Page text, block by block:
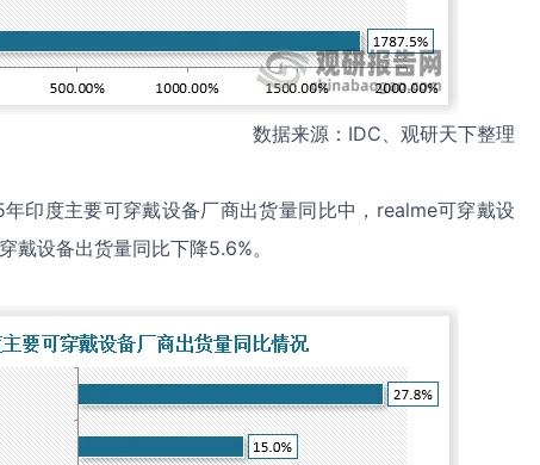
数据来源：IDC、观研天下整理
印度主要可穿戴设备厂商出货量同比中，realme可穿戴设
戴设备出货量同比下降5.6%。